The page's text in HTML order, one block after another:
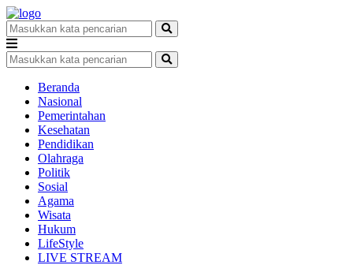
Beranda
Nasional
Pemerintahan
Kesehatan
Pendidikan
Olahraga
Politik
Sosial
Agama
Wisata
Hukum
LifeStyle
LIVE STREAM